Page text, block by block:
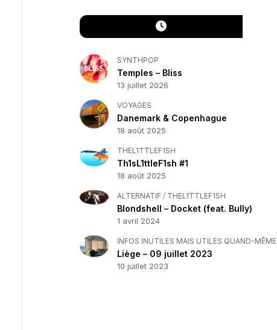
SYNTHPOP
Temples – Bliss
13 juillet 2026
VOYAGES
Danemark & Copenhague
18 août 2025
THEL1TTLEF1SH
Th1sL1ttleF1sh #1
18 août 2025
ALTERNATIF / THEL1TTLEF1SH
Blondshell – Docket (feat. Bully)
1 avril 2024
INFOS INUTILES MAIS UTILES QUAND-MÊME
Liège – 09 juillet 2023
10 juillet 2023